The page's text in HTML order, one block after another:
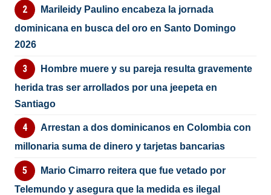
Marileidy Paulino encabeza la jornada
dominicana en busca del oro en Santo Domingo
2026
Hombre muere y su pareja resulta gravemente
herida tras ser arrollados por una jeepeta en
Santiago
Arrestan a dos dominicanos en Colombia con
millonaria suma de dinero y tarjetas bancarias
Mario Cimarro reitera que fue vetado por
Telemundo y asegura que la medida es ilegal